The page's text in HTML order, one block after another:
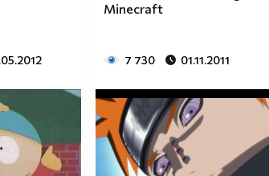
Minecraft
7 730 01.11.2011